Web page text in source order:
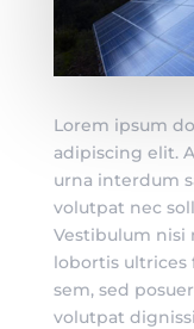
Lorem ipsum
adipiscing elit.
urna interdum
volutpat nec
Vestibulum nisi
lobortis ultrices
sem, sed
volutpat